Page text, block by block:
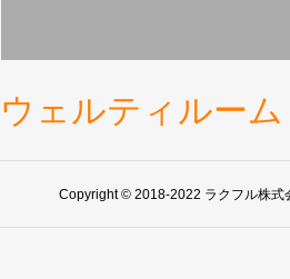
ウェルティルーム
Copyright © 2018-2022 ラクフル株式